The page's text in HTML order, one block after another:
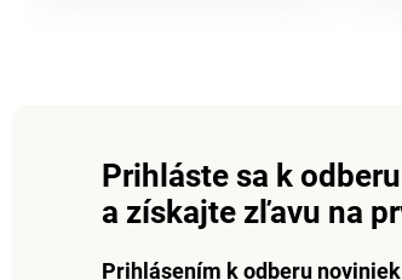
trvanlivýVeľkosť: 36 - 41
(doporučujeme kupovať o
číslo väčšie)
Prihláste sa k
a získajte zľavu na
Prihlásením k odberu